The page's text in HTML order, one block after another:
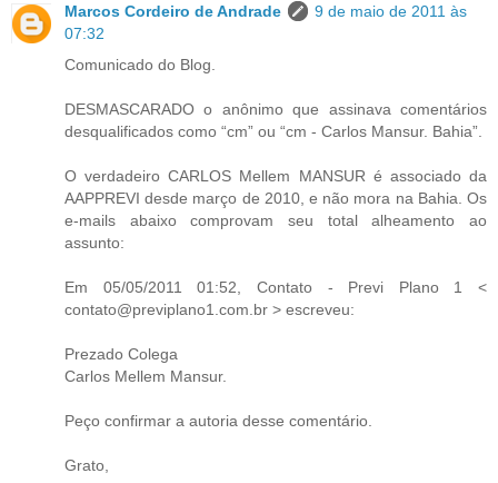
Marcos Cordeiro de Andrade
9 de maio de 2011 às
07:32
Comunicado do Blog.
DESMASCARADO o anônimo que assinava comentários
desqualificados como “cm” ou “cm - Carlos Mansur. Bahia”.
O verdadeiro CARLOS Mellem MANSUR é associado da
AAPPREVI desde março de 2010, e não mora na Bahia. Os
e-mails abaixo comprovam seu total alheamento ao
assunto:
Em 05/05/2011 01:52, Contato - Previ Plano 1 <
contato@previplano1.com.br > escreveu:
Prezado Colega
Carlos Mellem Mansur.
Peço confirmar a autoria desse comentário.
Grato,